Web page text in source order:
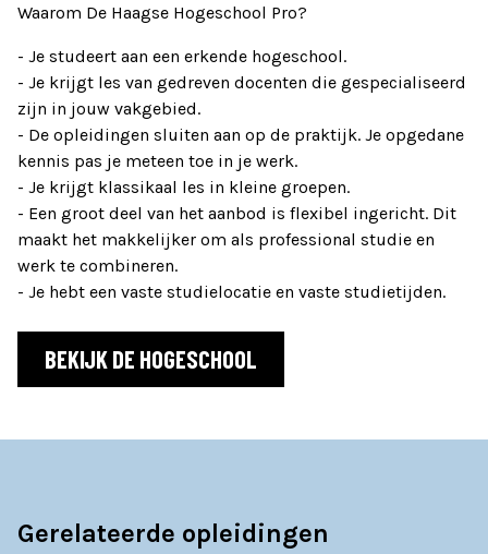
Waarom De Haagse Hogeschool Pro?
- Je studeert aan een erkende hogeschool.
- Je krijgt les van gedreven docenten die gespecialiseerd
zijn in jouw vakgebied.
- De opleidingen sluiten aan op de praktijk. Je opgedane
kennis pas je meteen toe in je werk.
- Je krijgt klassikaal les in kleine groepen.
- Een groot deel van het aanbod is flexibel ingericht. Dit
maakt het makkelijker om als professional studie en
werk te combineren.
- Je hebt een vaste studielocatie en vaste studietijden.
BEKIJK DE HOGESCHOOL
Gerelateerde opleidingen